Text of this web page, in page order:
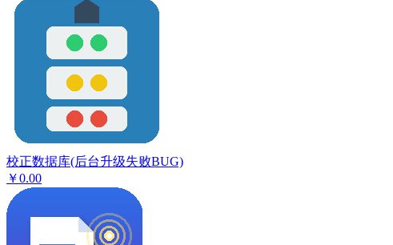
校正数据库(后台升级失败BUG)
￥0.00